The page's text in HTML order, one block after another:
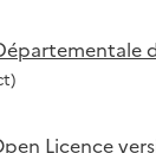
Licence